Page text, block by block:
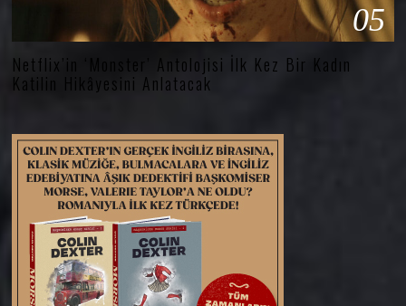
05
Netflix’in ‘Monster’ Antolojisi İlk Kez Bir Kadın
Katilin Hikâyesini Anlatacak